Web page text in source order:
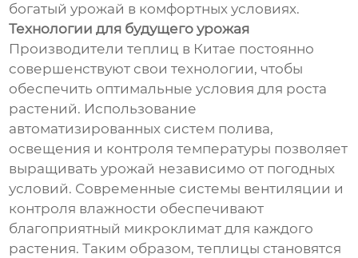
богатый урожай в комфортных условиях.
Технологии для будущего урожая
Производители теплиц в Китае постоянно
совершенствуют свои технологии, чтобы
обеспечить оптимальные условия для роста
растений. Использование
автоматизированных систем полива,
освещения и контроля температуры позволяет
выращивать урожай независимо от погодных
условий. Современные системы вентиляции и
контроля влажности обеспечивают
благоприятный микроклимат для каждого
растения. Таким образом, теплицы становятся